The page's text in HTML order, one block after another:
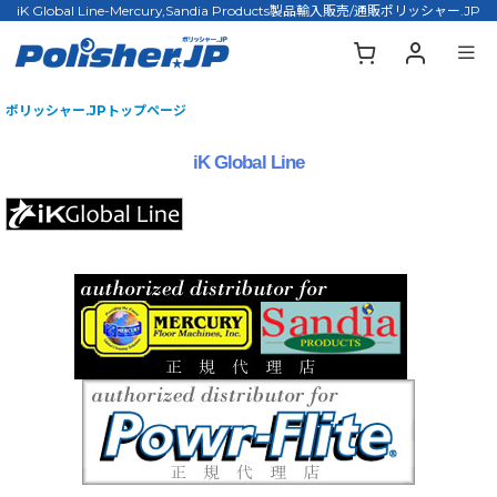
iK Global Line-Mercury,Sandia Products製品輸入販売/通販ポリッシャー.JP
ポリッシャー.JPトップページ
iK Global Line